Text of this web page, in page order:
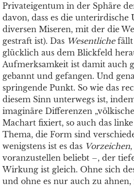
Privateigentum in der Sphäre
davon, dass es die unterirdische
diversen Miseren, mit der die
gestraft ist). Das Wesentlichefällt
glücklich aus dem Blickfeld
Aufmerksamkeit ist damit auch
gebannt und gefangen. Und
springende Punkt. So wie das
diesem Sinn unterwegs ist,
imaginäre Differenzen
Machart fixiert, so auch das
Thema, die Form sind
wenigstens ist es das Vorzeichen
voranzustellen beliebt –, der
Wirkung ist gleich. Ohne sich
und ohne es nur auch zu